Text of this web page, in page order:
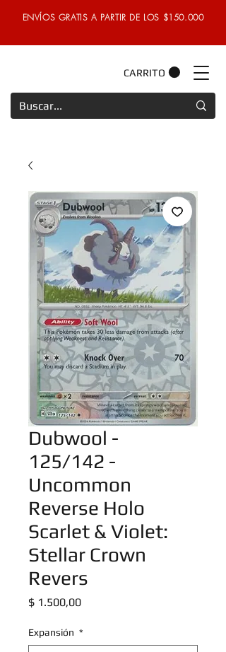
ENVÍOS GRATIS A PARTIR DE LOS $150.000
CARRITO
Dubwool -
125/142 -
Uncommon
Reverse Holo
Scarlet & Violet:
Stellar Crown
Revers
$ 1.500,00Precio
Expansión *